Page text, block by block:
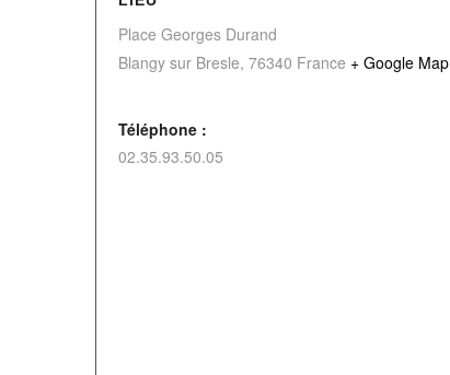
Place Georges Durand
Blangy sur Bresle, 76340 France + Google Map
Téléphone :
02.35.93.50.05